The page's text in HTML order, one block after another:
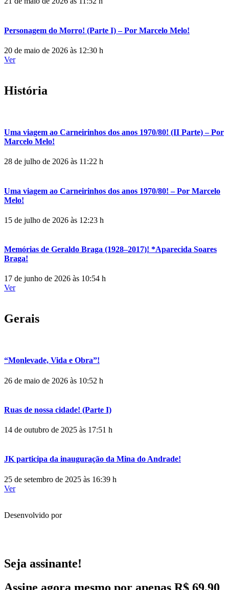
Personagem do Morro! (Parte I) – Por Marcelo Melo!
20 de maio de 2026 às 12:30 h
Ver
História
Uma viagem ao Carneirinhos dos anos 1970/80! (II Parte) – Por
Marcelo Melo!
28 de julho de 2026 às 11:22 h
Uma viagem ao Carneirinhos dos anos 1970/80! – Por Marcelo
Melo!
15 de julho de 2026 às 12:23 h
Memórias de Geraldo Braga (1928–2017)! *Aparecida Soares
Braga!
17 de junho de 2026 às 10:54 h
Ver
Gerais
“Monlevade, Vida e Obra”!
26 de maio de 2026 às 10:52 h
Ruas de nossa cidade! (Parte I)
14 de outubro de 2025 às 17:51 h
JK participa da inauguração da Mina do Andrade!
25 de setembro de 2025 às 16:39 h
Ver
Desenvolvido por
Seja assinante!
Assine agora mesmo por apenas R$ 69,90